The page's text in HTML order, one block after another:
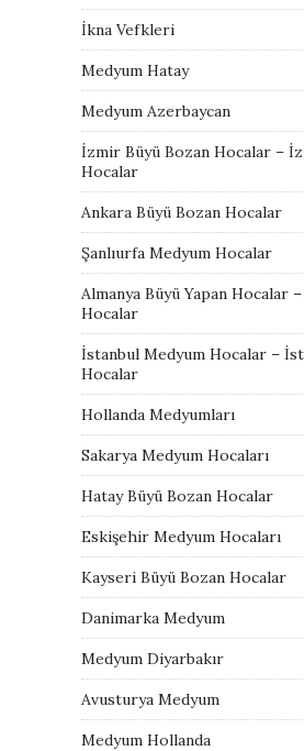
İkna Vefkleri
Medyum Hatay
Medyum Azerbaycan
İzmir Büyü Bozan Hocalar –
Hocalar
Ankara Büyü Bozan Hocalar
Şanlıurfa Medyum Hocalar
Almanya Büyü Yapan Hocalar –
Hocalar
İstanbul Medyum Hocalar –
Hocalar
Hollanda Medyumları
Sakarya Medyum Hocaları
Hatay Büyü Bozan Hocalar
Eskişehir Medyum Hocaları
Kayseri Büyü Bozan Hocalar
Danimarka Medyum
Medyum Diyarbakır
Avusturya Medyum
Medyum Hollanda